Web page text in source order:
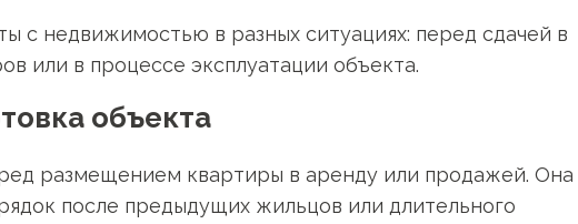
с недвижимостью в разных ситуациях: перед сдачей в
или в процессе эксплуатации объекта.
объекта
размещением квартиры в аренду или продажей. Она
после предыдущих жильцов или длительного